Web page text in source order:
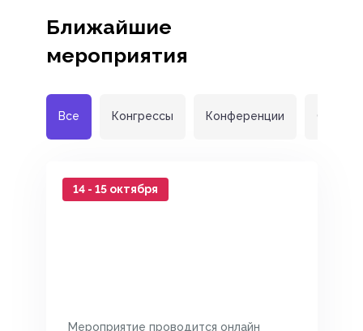
Ближайшие
мероприятия
Все Конгрессы Конференции Съезды
14 - 15 октября
Мероприятие проводится онлайн